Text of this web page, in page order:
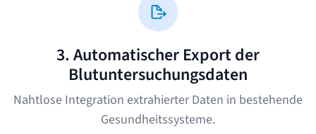
3. Automatischer Export der
Blutuntersuchungsdaten
Nahtlose Integration extrahierter Daten in bestehende
Gesundheitssysteme.